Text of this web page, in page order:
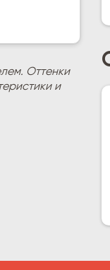
Оттенки
и